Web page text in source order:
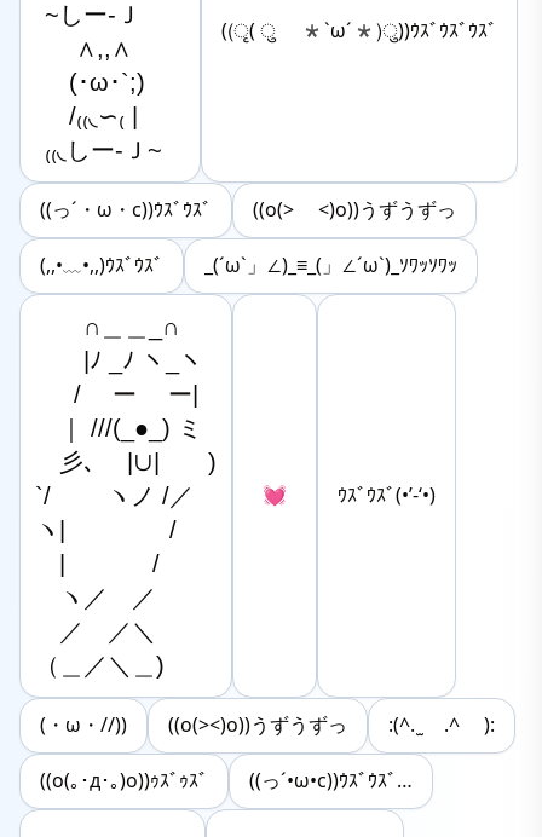
~しー-Ｊ
∧,,∧
(･ω･`;)
/₍₍◟∽₍ |
₍₍◟しー-Ｊ~
((ृ( ु *`ω´*)ु))ｳｽﾞｳｽﾞｳｽﾞ
((っ´・ω・c))ｳｽﾞｳｽﾞ ((o(> <)o))うずうずっ
(,,•﹏•,,)ｳｽﾞｳｽﾞ _(´ω`」∠)_≡_(」∠´ω`)_ｿﾜｯｿﾜｯ
∩＿＿_∩
|ﾉ _ﾉ ヽ_ヽ
/　 ー　 ー|
｜ ///(_●_) ミ
彡､ 　|∪|　　)
`/　　 ヽノ /／
ヽ|　　 　　/
|　　 　 /
ヽ／　／
／　／＼
（＿／＼＿)
💓 ｳｽﾞｳｽﾞ(•’-‘•)
(・ω・//)) ((o(><)o))うずうずっ :(^. ̫ .^ ):
((o(｡･д･｡)o))ｩｽﾞｩｽﾞ ((っ´•ω•c))ｳｽﾞｳｽﾞ…